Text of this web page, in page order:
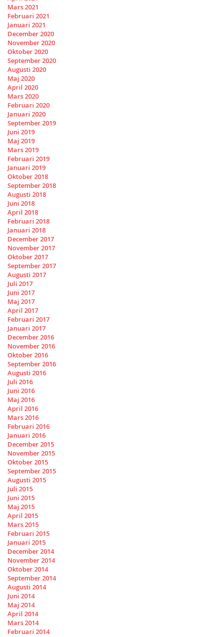
Mars 2021
Februari 2021
Januari 2021
December 2020
November 2020
Oktober 2020
September 2020
Augusti 2020
Maj 2020
April 2020
Mars 2020
Februari 2020
Januari 2020
September 2019
Juni 2019
Maj 2019
Mars 2019
Februari 2019
Januari 2019
Oktober 2018
September 2018
Augusti 2018
Juni 2018
April 2018
Februari 2018
Januari 2018
December 2017
November 2017
Oktober 2017
September 2017
Augusti 2017
Juli 2017
Juni 2017
Maj 2017
April 2017
Februari 2017
Januari 2017
December 2016
November 2016
Oktober 2016
September 2016
Augusti 2016
Juli 2016
Juni 2016
Maj 2016
April 2016
Mars 2016
Februari 2016
Januari 2016
December 2015
November 2015
Oktober 2015
September 2015
Augusti 2015
Juli 2015
Juni 2015
Maj 2015
April 2015
Mars 2015
Februari 2015
Januari 2015
December 2014
November 2014
Oktober 2014
September 2014
Augusti 2014
Juni 2014
Maj 2014
April 2014
Mars 2014
Februari 2014